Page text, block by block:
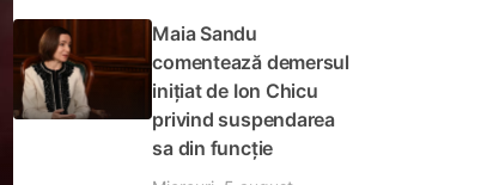
Maia Sandu
comentează demersul
inițiat de Ion Chicu
privind suspendarea
sa din funcție